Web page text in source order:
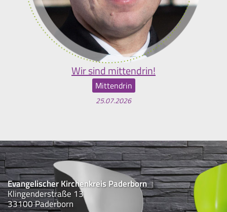
Wir sind mittendrin!
Mittendrin
25.07.2026
Evangelischer Kirchenkreis Paderborn
Klingenderstraße 13
33100 Paderborn